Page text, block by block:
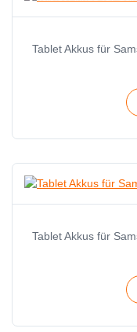
Tablet Akkus für
Tablet Akkus für